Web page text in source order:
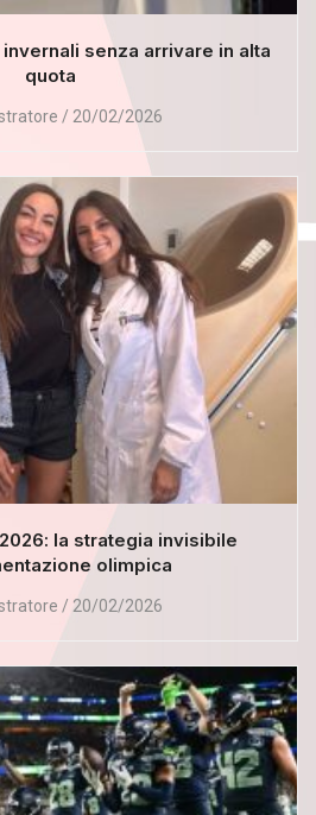
senza arrivare in alta
quota
20/02/2026
la strategia invisibile
olimpica
20/02/2026